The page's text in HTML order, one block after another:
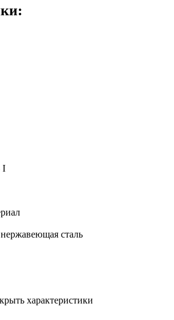
I
нержавеющая сталь
характеристики